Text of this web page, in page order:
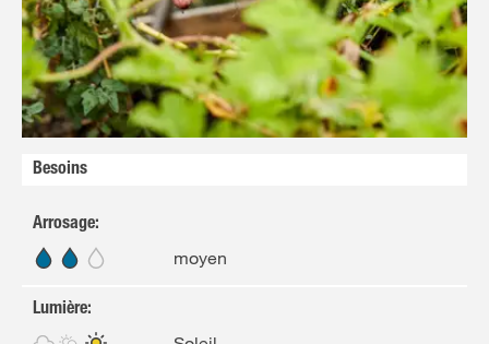
FR NL
Besoins
Arrosage:
moyen
Lumière: